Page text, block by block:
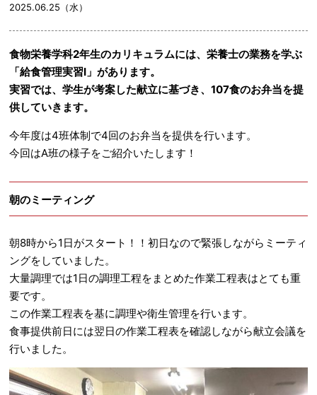
2025.06.25（水）
食物栄養学科2年生のカリキュラムには、栄養士の業務を学ぶ
「給食管理実習Ⅰ」があります。
実習では、学生が考案した献立に基づき、107食のお弁当を提
供していきます。
今年度は4班体制で4回のお弁当を提供を行います。
今回はA班の様子をご紹介いたします！
朝のミーティング
朝8時から1日がスタート！！初日なので緊張しながらミーティ
ングをしていました。
大量調理では1日の調理工程をまとめた作業工程表はとても重
要です。
この作業工程表を基に調理や衛生管理を行います。
食事提供前日には翌日の作業工程表を確認しながら献立会議を
行いました。